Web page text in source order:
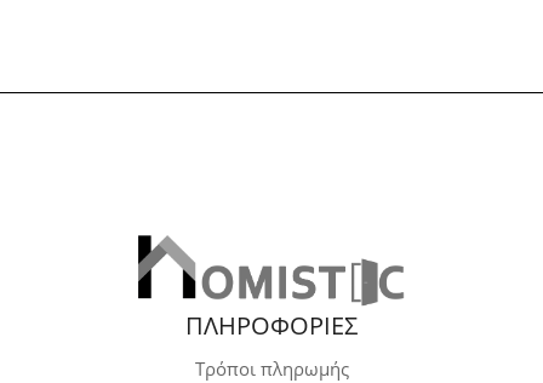
33,00€
ΠΛΗΡΟΦΟΡΙΕΣ
Τρόποι πληρωμής